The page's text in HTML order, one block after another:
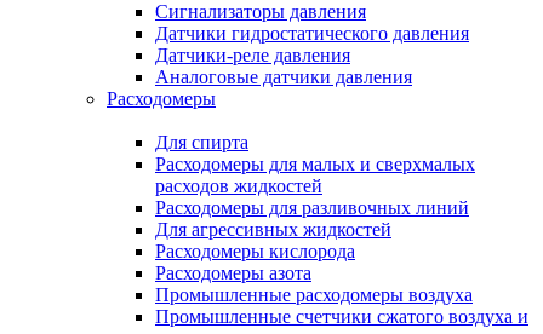
Сигнализаторы давления
Датчики гидростатического давления
Датчики-реле давления
Аналоговые датчики давления
Расходомеры
Для спирта
Расходомеры для малых и сверхмалых
расходов жидкостей
Расходомеры для разливочных линий
Для агрессивных жидкостей
Расходомеры кислорода
Расходомеры азота
Промышленные расходомеры воздуха
Промышленные счетчики сжатого воздуха и